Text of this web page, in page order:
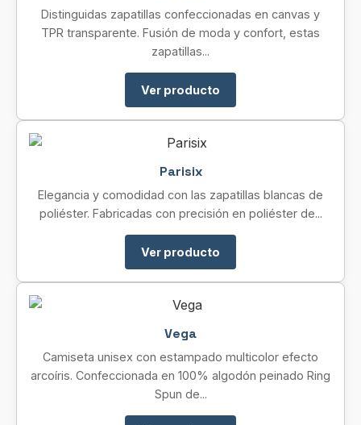
Distinguidas zapatillas confeccionadas en canvas y
TPR transparente. Fusión de moda y confort, estas
zapatillas...
Ver producto
Parisix
Elegancia y comodidad con las zapatillas blancas de
poliéster. Fabricadas con precisión en poliéster de...
Ver producto
Vega
Camiseta unisex con estampado multicolor efecto
arcoíris. Confeccionada en 100% algodón peinado Ring
Spun de...